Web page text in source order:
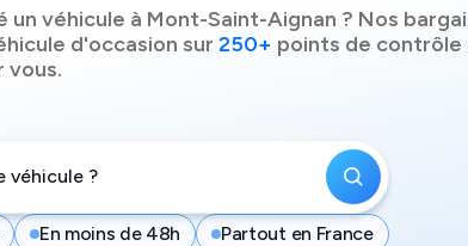
un véhicule à Mont-Saint-Aignan ? Nos
d'occasion sur 250+ points de
vous.
En moins de 48h Partout en France